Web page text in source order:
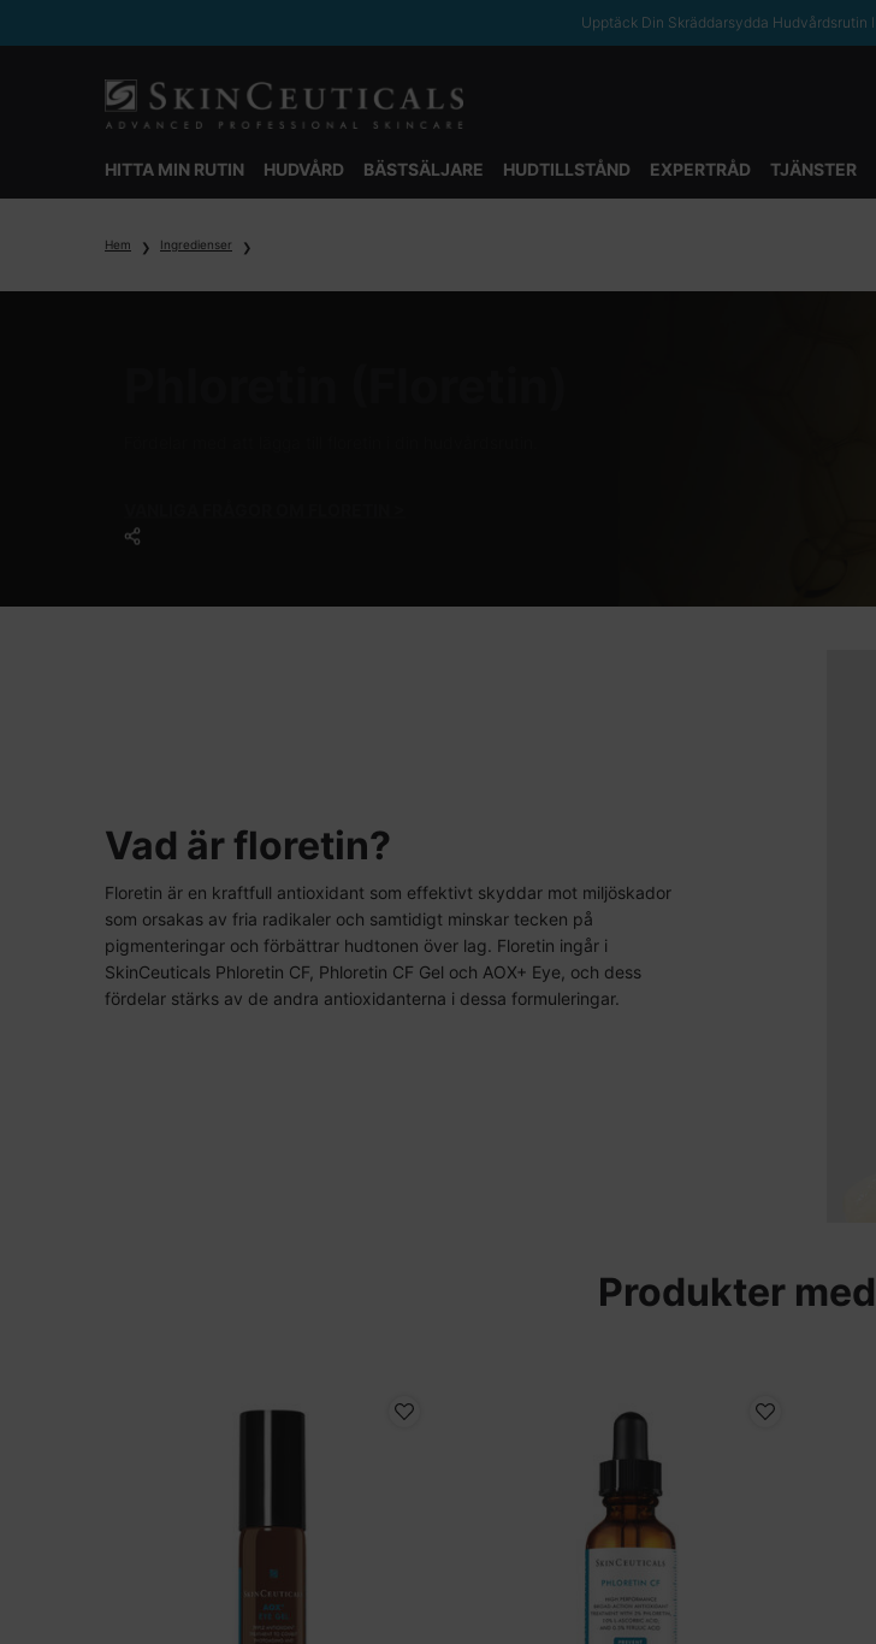
Upptäck Din Skräddarsydda Hudvårdsrutin ǀ
HITTA MIN RUTIN HUDVÅRD BÄSTSÄLJARE HUDTILLSTÅND EXPERTRÅD TJÄNSTER
Hem Ingredienser
Vad är floretin?
Floretin är en kraftfull antioxidant som effektivt skyddar mot miljöskador
som orsakas av fria radikaler och samtidigt minskar tecken på
pigmenteringar och förbättrar hudtonen över lag. Floretin ingår i
SkinCeuticals Phloretin CF, Phloretin CF Gel och AOX+ Eye, och dess
fördelar stärks av de andra antioxidanterna i dessa formuleringar.
Produkter